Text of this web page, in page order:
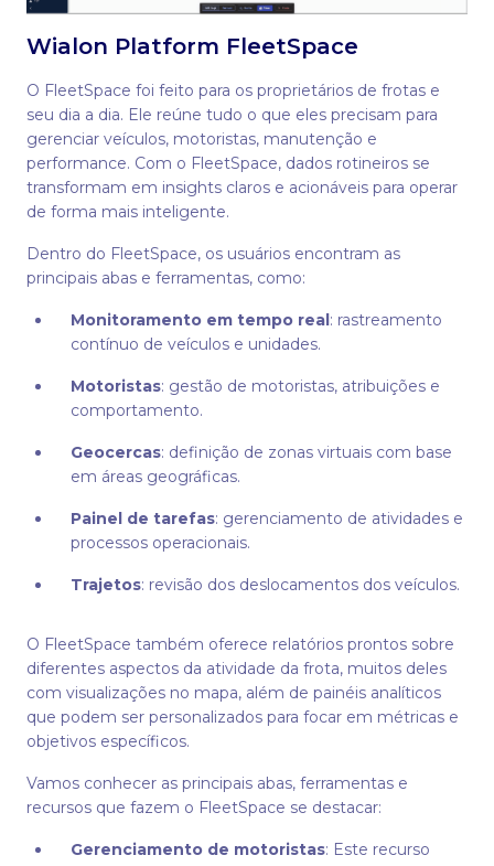
Wialon Platform FleetSpace
O FleetSpace foi feito para os proprietários de frotas e
seu dia a dia. Ele reúne tudo o que eles precisam para
gerenciar veículos, motoristas, manutenção e
performance. Com o FleetSpace, dados rotineiros se
transformam em insights claros e acionáveis para operar
de forma mais inteligente.
Dentro do FleetSpace, os usuários encontram as
principais abas e ferramentas, como:
Monitoramento em tempo real: rastreamento
contínuo de veículos e unidades.
Motoristas: gestão de motoristas, atribuições e
comportamento.
Geocercas: definição de zonas virtuais com base
em áreas geográficas.
Painel de tarefas: gerenciamento de atividades e
processos operacionais.
Trajetos: revisão dos deslocamentos dos veículos.
O FleetSpace também oferece relatórios prontos sobre
diferentes aspectos da atividade da frota, muitos deles
com visualizações no mapa, além de painéis analíticos
que podem ser personalizados para focar em métricas e
objetivos específicos.
Vamos conhecer as principais abas, ferramentas e
recursos que fazem o FleetSpace se destacar:
Gerenciamento de motoristas: Este recurso